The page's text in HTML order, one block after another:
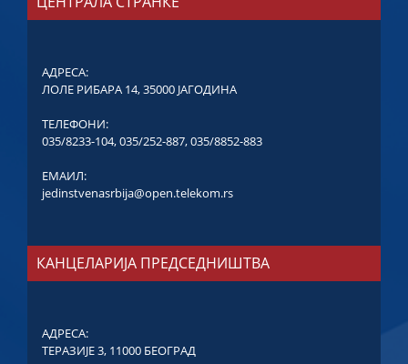
АДРЕСА:
ЛОЛЕ РИБАРА 14, 35000 ЈАГОДИНА
ТЕЛЕФОНИ:
035/8233-104,035/252-887,035/8852-883
ЕМАИЛ:
jedinstvenasrbija@open.telekom.rs
КАНЦЕЛАРИЈА ПРЕДСЕДНИШТВА
АДРЕСА:
ТЕРАЗИЈЕ 3, 11000 БЕОГРАД